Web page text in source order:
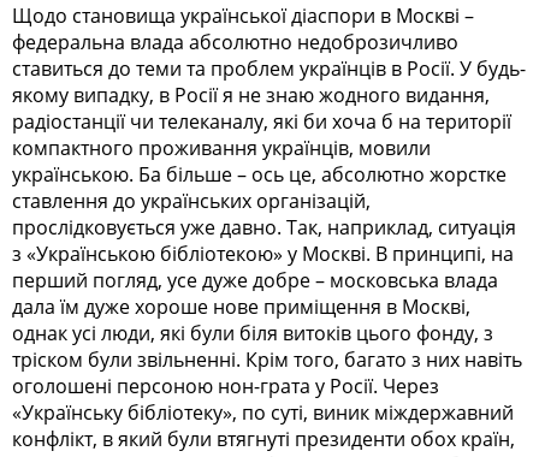
Щодо становища української діаспори в Москві –
федеральна влада абсолютно недоброзичливо
ставиться до теми та проблем українців в Росії. У будь-
якому випадку, в Росії я не знаю жодного видання,
радіостанції чи телеканалу, які би хоча б на території
компактного проживання українців, мовили
українською. Ба більше – ось це, абсолютно жорстке
ставлення до українських організацій,
прослідковується уже давно. Так, наприклад, ситуація
з «Українською бібліотекою» у Москві. В принципі, на
перший погляд, усе дуже добре – московська влада
дала їм дуже хороше нове приміщення в Москві,
однак усі люди, які були біля витоків цього фонду, з
тріском були звільненні. Крім того, багато з них навіть
оголошені персоною нон-грата у Росії. Через
«Українську бібліотеку», по суті, виник міждержавний
конфлікт, в який були втягнуті президенти обох країн,